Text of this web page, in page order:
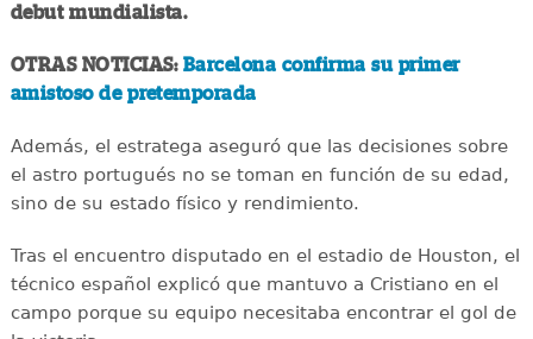
debut mundialista.
OTRAS NOTICIAS: Barcelona confirma su primer
amistoso de pretemporada
Además, el estratega aseguró que las decisiones sobre
el astro portugués no se toman en función de su edad,
sino de su estado físico y rendimiento.
Tras el encuentro disputado en el estadio de Houston, el
técnico español explicó que mantuvo a Cristiano en el
campo porque su equipo necesitaba encontrar el gol de